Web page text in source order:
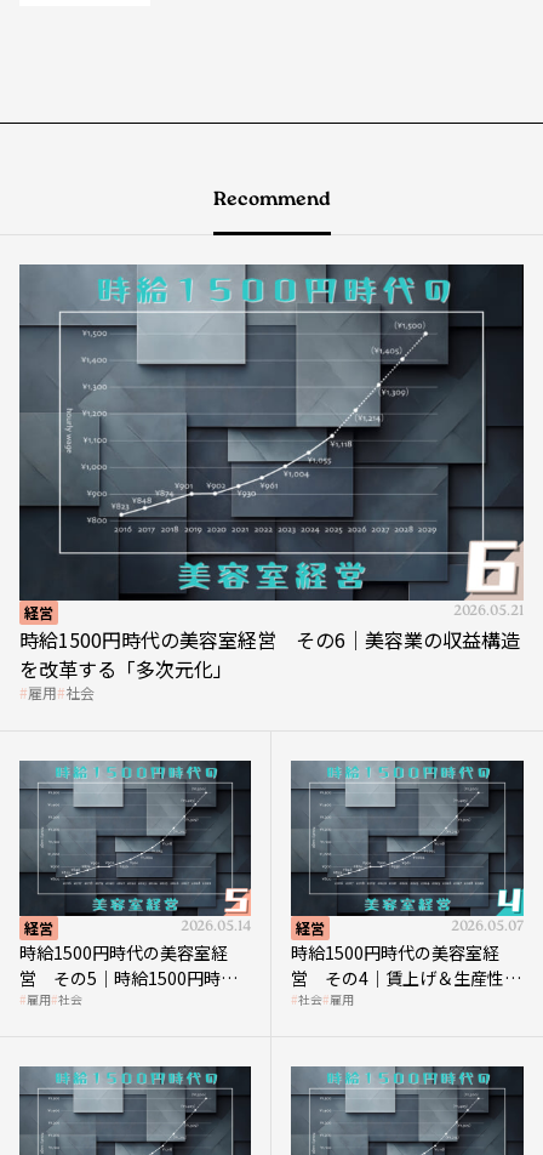
Recommend
経営 2026.05.21
時給1500円時代の美容室経営 その6｜美容業の収益構造
を改革する「多次元化」
雇用 社会
経営 2026.05.14
時給1500円時代の美容室経
営 その5｜時給1500円時代
の到来は美容業の収益構造を
雇用 社会
経営 2026.05.07
時給1500円時代の美容室経
営 その4｜賃上げ＆生産性向
上につなげる賢い助成金活用
社会 雇用